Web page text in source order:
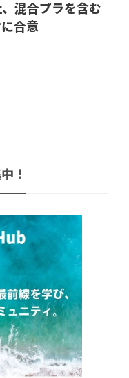
混合プラを含む
合意
！